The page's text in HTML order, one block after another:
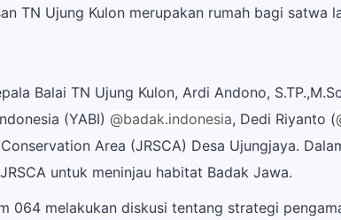
TN Ujung Kulon merupakan rumah bagi satwa
Balai TN Ujung Kulon, Ardi Andono,
(YABI) @badak.indonesia, Dedi Riyanto (
Area (JRSCA) Desa Ujungjaya.
untuk meninjau habitat Badak Jawa.
064 melakukan diskusi tentang strategi